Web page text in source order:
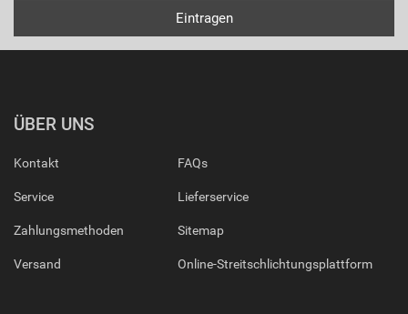
ÜBER UNS
Kontakt
Service
Zahlungsmethoden
Versand
FAQs
Lieferservice
Sitemap
Online-Streitschlichtungsplattform